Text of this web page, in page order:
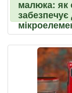
малюка: як